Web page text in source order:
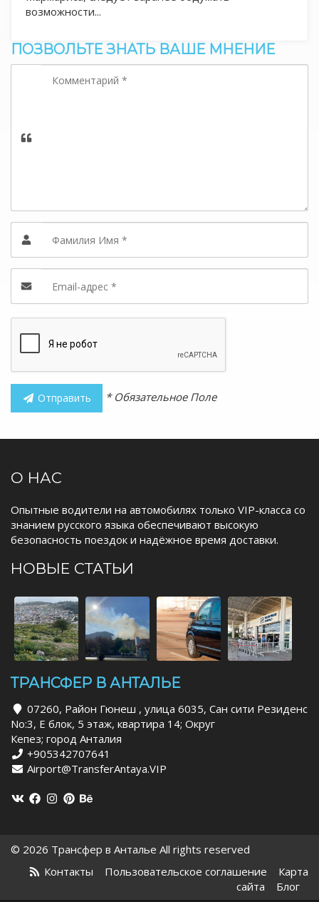
возможности...
ПОЗВОЛЬТЕ ЗНАТЬ ВАШЕ МНЕНИЕ
Отправить * Обязательное Поле
О НАС
Опытные водители на автомобилях только VIP-класса со
знанием русского языка обеспечивают высокую
безопасность поездок и надёжное время доставки.
НОВЫЕ СТАТЬИ
ТРАНСФЕР В АНТАЛЬЕ
07260, Район Гюнеш , улица 6035, Сан сити Резиденс
No:3, Е блок, 5 этаж, квартира 14; Округ
Кепез; город Анталия
+905342707641
Airport@TransferAntaya.VIP
© 2026 Трансфер в Анталье All rights reserved
Контакты
Пользовательское соглашение
Карта
сайта
Блог